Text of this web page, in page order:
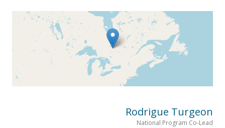
Rodrigue Turgeon
National Program Co-Lead